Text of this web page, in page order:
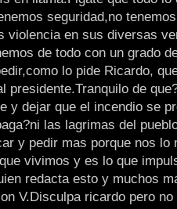
seguridad,no
violencia en sus diversas
de todo con un grado
lo pide Ricardo,
presidente.Tranquilo de
y dejar que el incendio se
las lagrimas del
y pedir mas porque nos lo
vivimos y es lo que
redacta esto y muchos
V.Disculpa ricardo pero